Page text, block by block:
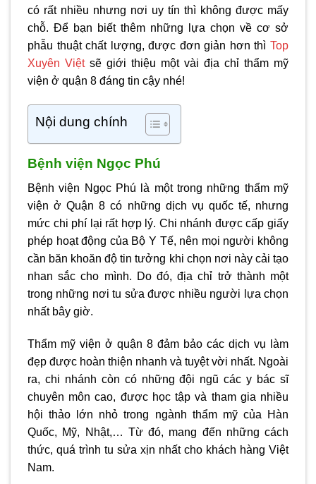
có rất nhiều nhưng nơi uy tín thì không được mấy
chỗ. Để bạn biết thêm những lựa chọn về cơ sở
phẫu thuật chất lượng, được đơn giản hơn thì Top
Xuyên Việtsẽ giới thiệu một vài địa chỉ thẩm mỹ
viện ở quận 8 đáng tin cậy nhé!
Nội dung chính
Bệnh viện Ngọc Phú
Bệnh viện Ngọc Phú là một trong những thẩm mỹ
viện ở Quận 8 có những dịch vụ quốc tế, nhưng
mức chi phí lại rất hợp lý. Chi nhánh được cấp giấy
phép hoạt động của Bộ Y Tế, nên mọi người không
cần băn khoăn độ tin tưởng khi chọn nơi này cải tạo
nhan sắc cho mình. Do đó, địa chỉ trở thành một
trong những nơi tu sửa được nhiều người lựa chọn
nhất bây giờ.
Thẩm mỹ viện ở quận 8 đảm bảo các dịch vụ làm
đẹp được hoàn thiện nhanh và tuyệt vời nhất. Ngoài
ra, chi nhánh còn có những đội ngũ các y bác sĩ
chuyên môn cao, được học tập và tham gia nhiều
hội thảo lớn nhỏ trong ngành thẩm mỹ của Hàn
Quốc, Mỹ, Nhật,… Từ đó, mang đến những cách
thức, quá trình tu sửa xịn nhất cho khách hàng Việt
Nam.